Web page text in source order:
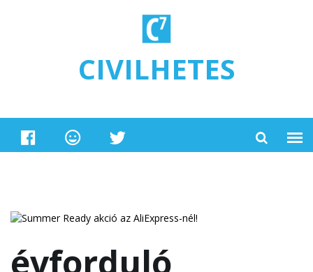
CIVILHETES
évforduló